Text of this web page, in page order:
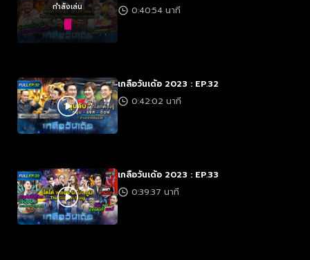
กำลังเล่น
0:40:54 นาที
เกลือวันเด้อ 2023 : EP.32
0:42:02 นาที
เกลือวันเด้อ 2023 : EP.33
0:39:37 นาที